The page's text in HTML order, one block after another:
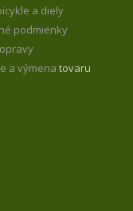
a diely
podmienky
a výmena tovaru